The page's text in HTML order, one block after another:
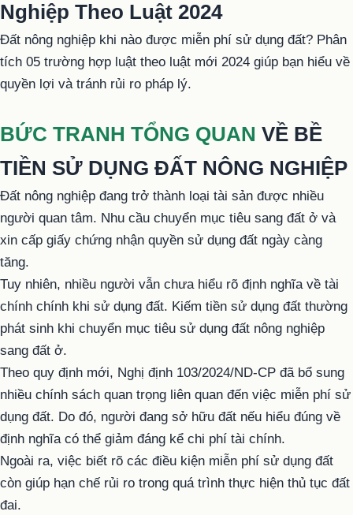
Nghiệp Theo Luật 2024
Đất nông nghiệp khi nào được miễn phí sử dụng đất? Phân
tích 05 trường hợp luật theo luật mới 2024 giúp bạn hiểu về
quyền lợi và tránh rủi ro pháp lý.
BỨC TRANH TỔNG QUAN VỀ BỀ
TIỀN SỬ DỤNG ĐẤT NÔNG NGHIỆP
Đất nông nghiệp đang trở thành loại tài sản được nhiều
người quan tâm. Nhu cầu chuyển mục tiêu sang đất ở và
xin cấp giấy chứng nhận quyền sử dụng đất ngày càng
tăng.
Tuy nhiên, nhiều người vẫn chưa hiểu rõ định nghĩa về tài
chính chính khi sử dụng đất. Kiếm tiền sử dụng đất thường
phát sinh khi chuyển mục tiêu sử dụng đất nông nghiệp
sang đất ở.
Theo quy định mới, Nghị định 103/2024/ND-CP đã bổ sung
nhiều chính sách quan trọng liên quan đến việc miễn phí sử
dụng đất. Do đó, người đang sở hữu đất nếu hiểu đúng về
định nghĩa có thể giảm đáng kể chi phí tài chính.
Ngoài ra, việc biết rõ các điều kiện miễn phí sử dụng đất
còn giúp hạn chế rủi ro trong quá trình thực hiện thủ tục đất
đai.